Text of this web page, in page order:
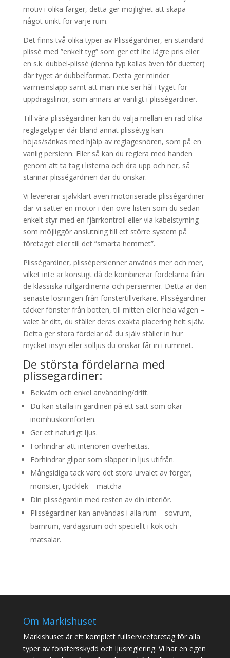
motiv i olika färger, detta ger möjlighet att skapa
något unikt för varje rum.
Det finns två olika typer av Plisségardiner, en standard
plissé med ”enkelt tyg” som ger ett lite lägre pris eller
en s.k. dubbel-plissé (denna typ kallas även för duetter)
där tyget är dubbelformat. Detta ger minder
värmeinsläpp samt att man inte ser hål i tyget för
uppdragslinor, som annars är vanligt i plisségardiner.
Till våra plisségardiner kan du välja mellan en rad olika
reglagetyper där bland annat plissétyg kan
höjas/sänkas med hjälp av reglagesnören, som på en
vanlig persienn. Eller så kan du reglera med handen
genom att ta tag i listerna och dra upp och ner, så
stannar plisségardinen där du önskar.
Vi levererar självklart även motoriserade plisségardiner
där vi sätter en motor i den övre listen som du sedan
enkelt styr med en fjärrkontroll eller via kabelstyrning
som möjliggör anslutning till ett större system på
företaget eller till det ”smarta hemmet”.
Plisségardiner, plissépersienner används mer och mer,
vilket inte är konstigt då de kombinerar fördelarna från
de klassiska rullgardinerna och persienner. Detta är den
senaste lösningen från fönstertillverkare. Plisségardiner
täcker fönster från botten, till mitten eller hela vägen –
valet är ditt, du ställer deras exakta placering helt själv.
Detta ger stora fördelar då du själv ställer in hur
mycket insyn eller solljus du önskar får in i rummet.
De största fördelarna med
plissegardiner:
Bekväm och enkel användning/drift.
Du kan ställa in gardinen på ett sätt som ökar
inomhuskomforten.
Ger ett naturligt ljus.
Förhindrar att interiören överhettas.
Förhindrar glipor som släpper in ljus utifrån.
Mångsidiga tack vare det stora urvalet av förger,
mönster, tjocklek – matcha
Din plisségardin med resten av din interiör.
Plisségardiner kan användas i alla rum – sovrum,
barnrum, vardagsrum och speciellt i kök och
matsalar.
Om Markishuset
Markishuset är ett komplett fullserviceföretag för alla
typer av fönstersskydd och ljusreglering. Vi har en egen